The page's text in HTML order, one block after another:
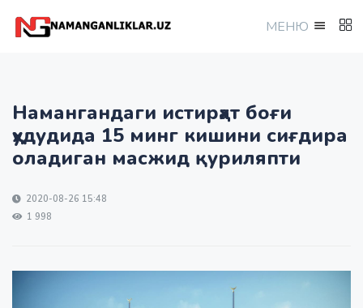
МEНЮ
Намангандаги истирҳат боғи
ҳудудида 15 минг кишини сиғдира
оладиган масжид қуриляпти
2020-08-26 15:48
1 998